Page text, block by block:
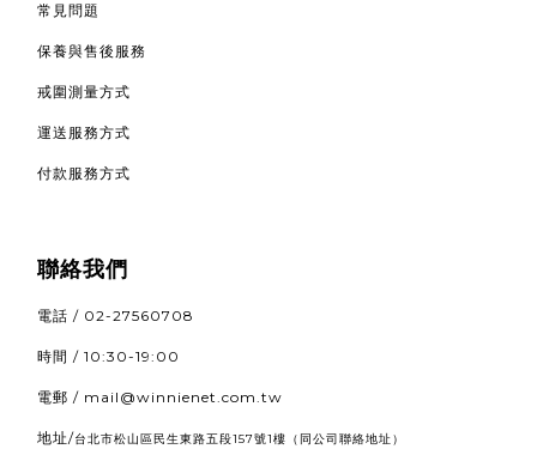
常見問題
保養與售後服務
戒圍測量方式
運送服務方式
付款服務方式
聯絡我們
電話 / 02-27560708
時間 / 10:30-19:00
電郵 / mail@winnienet.com.tw
地址/台北市松山區民生東路五段157號1樓 （同公司聯絡地址）